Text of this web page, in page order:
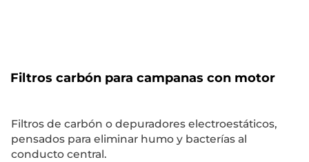
Filtros carbón para campanas con motor
Filtros de carbón o depuradores electroestáticos,
pensados para eliminar humo y bacterías al
conducto central.